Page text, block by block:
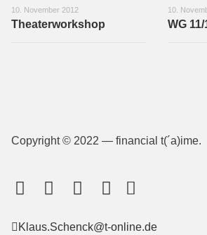
10. November 2012
Theaterworkshop
10.
WG
Copyright © 2022 — financial t(´a)ime.
Klaus.Schenck@t-online.de